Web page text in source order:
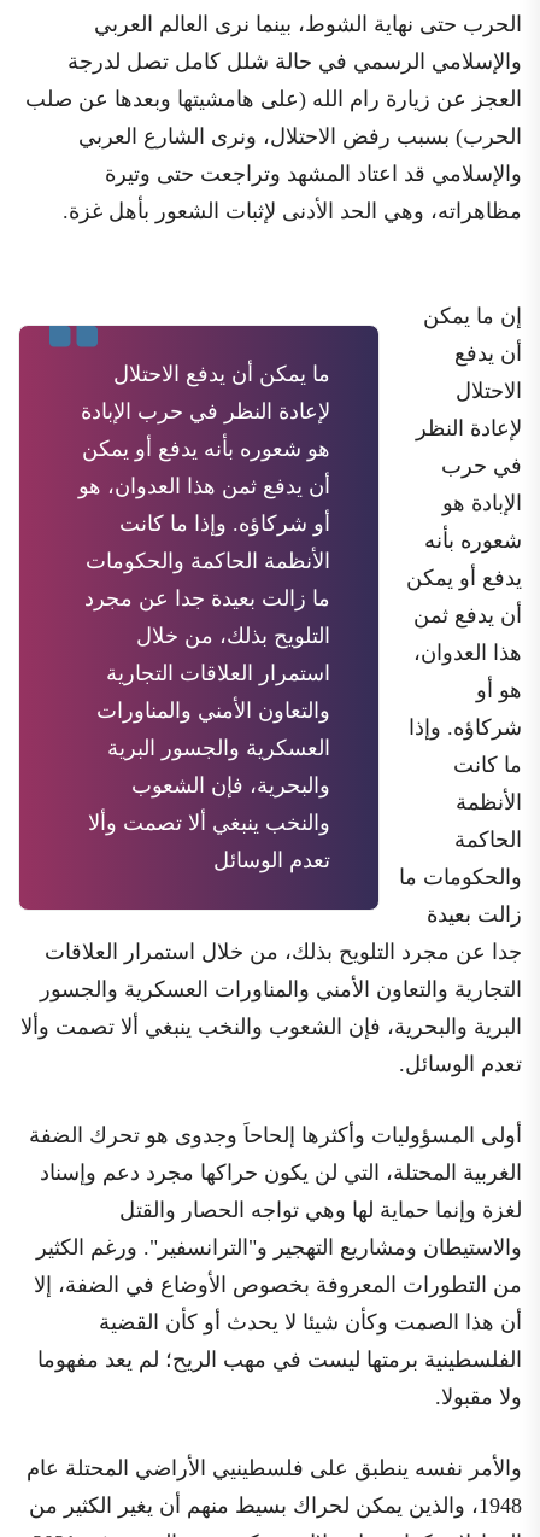
الحرب حتى نهاية الشوط، بينما نرى العالم العربي
والإسلامي الرسمي في حالة شلل كامل تصل لدرجة
العجز عن زيارة رام الله (على هامشيتها وبعدها عن صلب
الحرب) بسبب رفض الاحتلال، ونرى الشارع العربي
والإسلامي قد اعتاد المشهد وتراجعت حتى وتيرة
مظاهراته، وهي الحد الأدنى لإثبات الشعور بأهل غزة.
ما يمكن أن يدفع الاحتلال
لإعادة النظر في حرب الإبادة
هو شعوره بأنه يدفع أو يمكن
أن يدفع ثمن هذا العدوان، هو
أو شركاؤه. وإذا ما كانت
الأنظمة الحاكمة والحكومات
ما زالت بعيدة جدا عن مجرد
التلويح بذلك، من خلال
استمرار العلاقات التجارية
والتعاون الأمني والمناورات
العسكرية والجسور البرية
والبحرية، فإن الشعوب
والنخب ينبغي ألا تصمت وألا
تعدم الوسائل
إن ما يمكن
أن يدفع
الاحتلال
لإعادة النظر
في حرب
الإبادة هو
شعوره بأنه
يدفع أو يمكن
أن يدفع ثمن
هذا العدوان،
هو أو
شركاؤه. وإذا
ما كانت
الأنظمة
الحاكمة
والحكومات ما
زالت بعيدة
جدا عن مجرد التلويح بذلك، من خلال استمرار العلاقات
التجارية والتعاون الأمني والمناورات العسكرية والجسور
البرية والبحرية، فإن الشعوب والنخب ينبغي ألا تصمت وألا
تعدم الوسائل.
أولى المسؤوليات وأكثرها إلحاحاَ وجدوى هو تحرك الضفة
الغربية المحتلة، التي لن يكون حراكها مجرد دعم وإسناد
لغزة وإنما حماية لها وهي تواجه الحصار والقتل
والاستيطان ومشاريع التهجير و"الترانسفير". ورغم الكثير
من التطورات المعروفة بخصوص الأوضاع في الضفة، إلا
أن هذا الصمت وكأن شيئا لا يحدث أو كأن القضية
الفلسطينية برمتها ليست في مهب الريح؛ لم يعد مفهوما
ولا مقبولا.
والأمر نفسه ينطبق على فلسطينيي الأراضي المحتلة عام
1948، والذين يمكن لحراك بسيط منهم أن يغير الكثير من